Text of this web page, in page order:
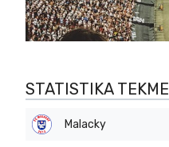
STATISTIKA TEKME
Malacky